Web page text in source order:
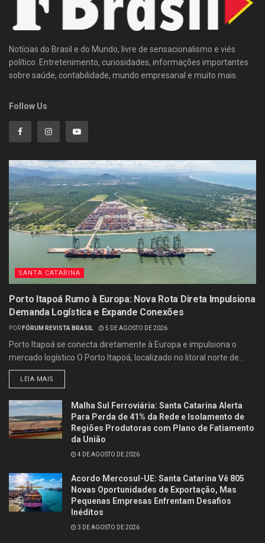
Notícias do Brasil e do Mundo, livre de sensacionalismo e viés
político. Entretenimento, curiosidades, informações importantes
sobre saúde, contabilidade, mundo empresarial e muito mais.
Follow Us
SANTA CATARINA
Porto Itapoá Rumo à Europa: Nova Rota Direta Impulsiona
Demanda Logística e Expande Conexões
POR FÓRUM REVISTA BRASIL 5 DE AGOSTO DE 2026
Porto Itapoá se conecta diretamente à Europa e impulsiona o
mercado logístico O Porto Itapoá, localizado no litoral norte de...
LEIA MAIS
Malha Sul Ferroviária: Santa Catarina Alerta
Para Perda de 41% da Rede e Isolamento de
Regiões Produtoras com Plano de Fatiamento
da União
4 DE AGOSTO DE 2026
Acordo Mercosul-UE: Santa Catarina Vê 805
Novas Oportunidades de Exportação, Mas
Pequenas Empresas Enfrentam Desafios
Inéditos
3 DE AGOSTO DE 2026